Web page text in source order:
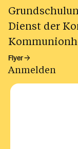
Dienst der
Flyer
Anmelden